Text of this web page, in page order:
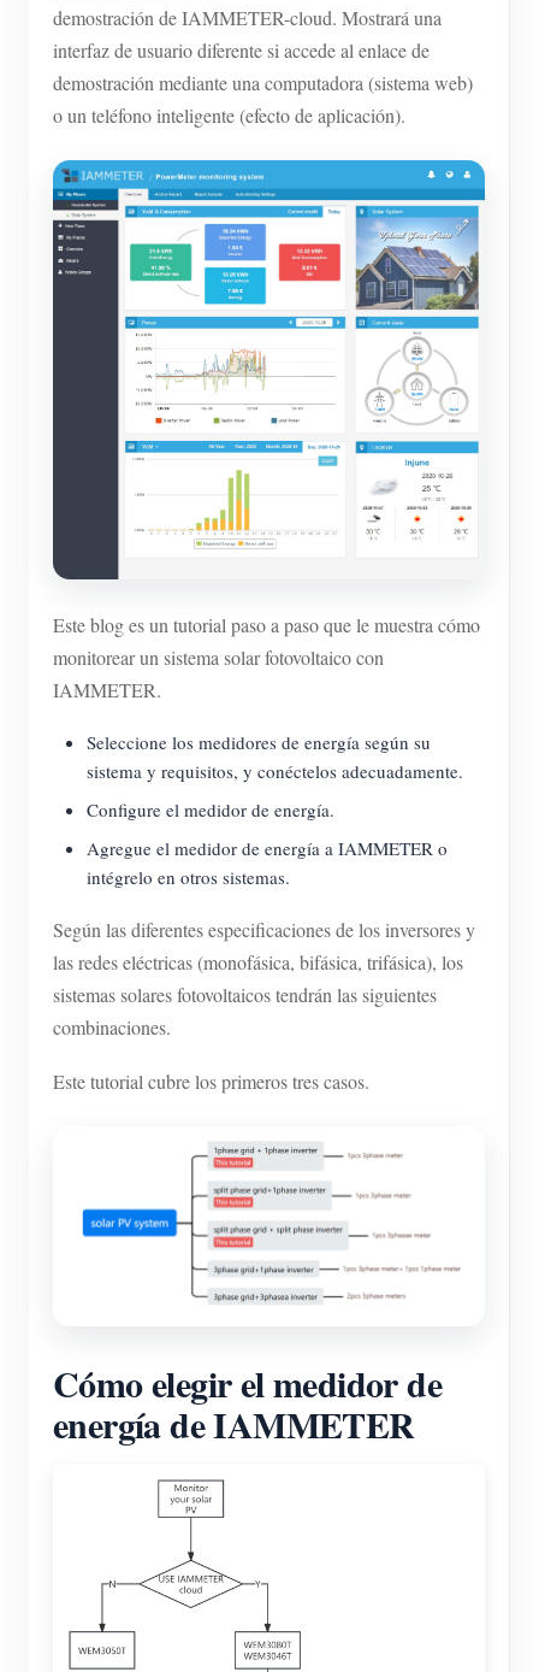
demostración de IAMMETER-cloud. Mostrará una
interfaz de usuario diferente si accede al enlace de
demostración mediante una computadora (sistema web)
o un teléfono inteligente (efecto de aplicación).
Este blog es un tutorial paso a paso que le muestra cómo
monitorear un sistema solar fotovoltaico con
IAMMETER.
Seleccione los medidores de energía según su
sistema y requisitos, y conéctelos adecuadamente.
Configure el medidor de energía.
Agregue el medidor de energía a IAMMETER o
intégrelo en otros sistemas.
Según las diferentes especificaciones de los inversores y
las redes eléctricas (monofásica, bifásica, trifásica), los
sistemas solares fotovoltaicos tendrán las siguientes
combinaciones.
Este tutorial cubre los primeros tres casos.
Cómo elegir el medidor de
energía de IAMMETER